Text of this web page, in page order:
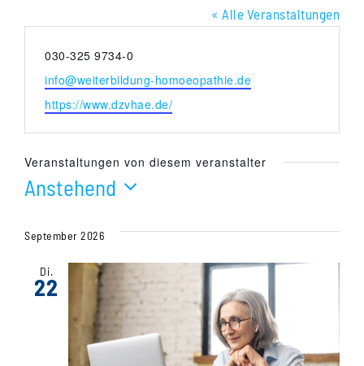
« Alle Veranstaltungen
Telefon
030-325 9734-0
Email
info@weiterbildung-homoeopathie.de
Webseite
https://www.dzvhae.de/
Veranstaltungen von diesem veranstalter
Anstehend
wählen.
September 2026
Di.
22